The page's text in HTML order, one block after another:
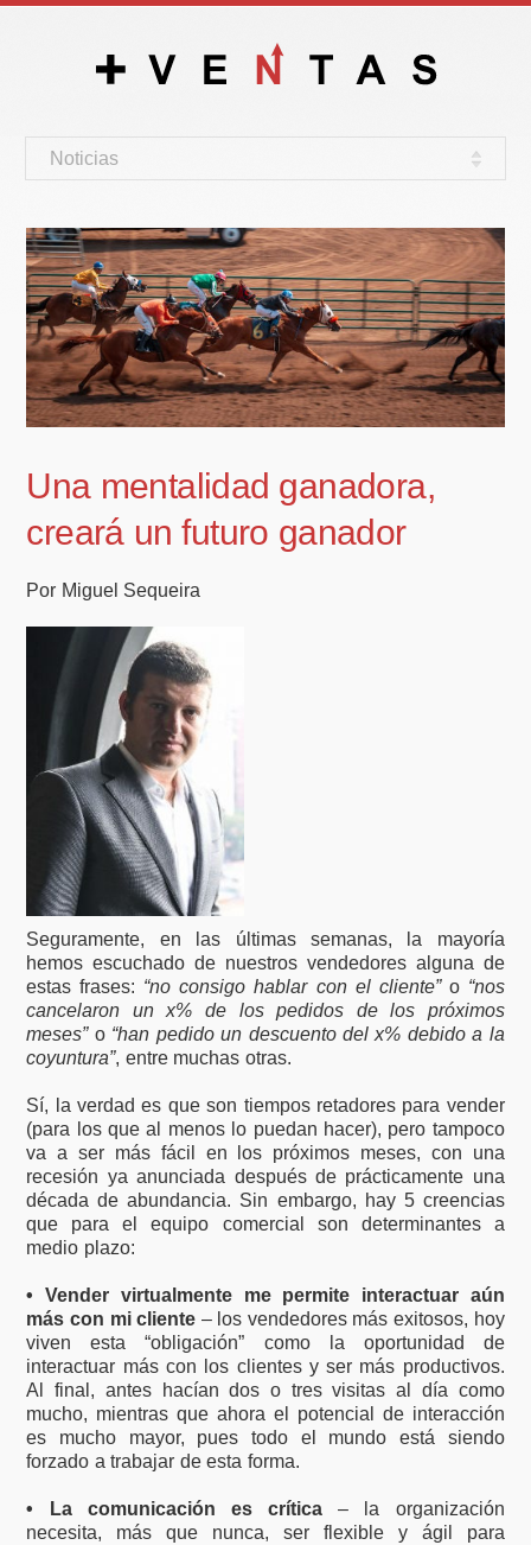
Noticias
Una mentalidad ganadora,
creará un futuro ganador
Por Miguel Sequeira
Seguramente, en las últimas semanas, la mayoría
hemos escuchado de nuestros vendedores alguna de
estas frases: “no consigo hablar con el cliente”o“nos
cancelaron un x% de los pedidos de los próximos
meses”o“han pedido un descuento del x% debido a la
coyuntura”, entre muchas otras.
Sí, la verdad es que son tiempos retadores para vender
(para los que al menos lo puedan hacer), pero tampoco
va a ser más fácil en los próximos meses, con una
recesión ya anunciada después de prácticamente una
década de abundancia. Sin embargo, hay 5 creencias
que para el equipo comercial son determinantes a
medio plazo:
• Vender virtualmente me permite interactuar aún
más con mi cliente – los vendedores más exitosos, hoy
viven esta “obligación” como la oportunidad de
interactuar más con los clientes y ser más productivos.
Al final, antes hacían dos o tres visitas al día como
mucho, mientras que ahora el potencial de interacción
es mucho mayor, pues todo el mundo está siendo
forzado a trabajar de esta forma.
• La comunicación es crítica – la organización
necesita, más que nunca, ser flexible y ágil para